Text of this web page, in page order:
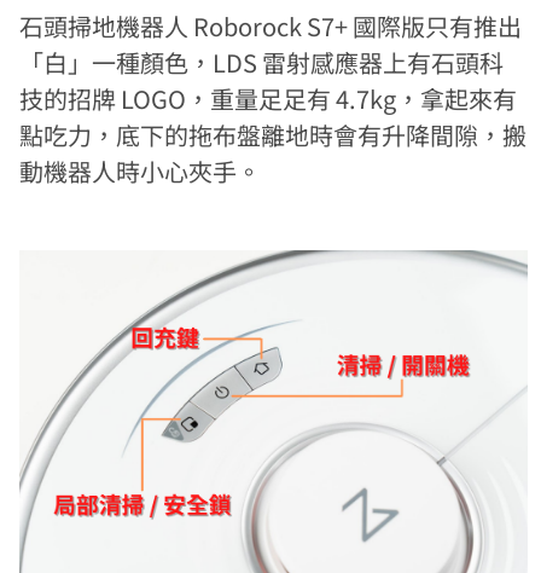
石頭掃地機器人 Roborock S7+ 國際版只有推出
「白」一種顏色，LDS 雷射感應器上有石頭科
技的招牌 LOGO，重量足足有 4.7kg，拿起來有
點吃力，底下的拖布盤離地時會有升降間隙，搬
動機器人時小心夾手。